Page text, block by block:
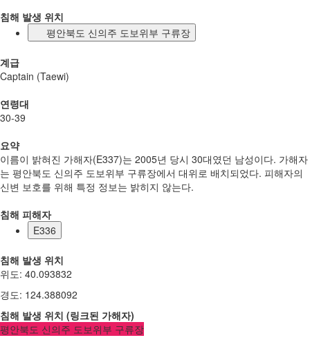
침해 발생 위치
평안북도 신의주 도보위부 구류장
계급
Captain (Taewi)
연령대
30-39
요약
이름이 밝혀진 가해자(E337)는 2005년 당시 30대였던 남성이다. 가해자
는 평안북도 신의주 도보위부 구류장에서 대위로 배치되었다. 피해자의
신변 보호를 위해 특정 정보는 밝히지 않는다.
침해 피해자
E336
침해 발생 위치
위도: 40.093832
경도: 124.388092
침해 발생 위치 (링크된 가해자)
평안북도 신의주 도보위부 구류장